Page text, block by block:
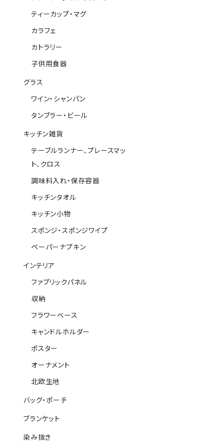
ティーカップ・マグ
カラフェ
カトラリー
子供用食器
グラス
ワイン・シャンパン
タンブラー・ビール
キッチン雑貨
テーブルランナー、プレースマッ
ト、クロス
調味料入れ・保存容器
キッチンタオル
キッチン小物
スポンジ・スポンジワイプ
ペーパーナプキン
インテリア
ファブリックパネル
収納
フラワーベース
キャンドルホルダー
ポスター
オーナメント
北欧生地
バッグ・ポーチ
ブランケット
染み抜き